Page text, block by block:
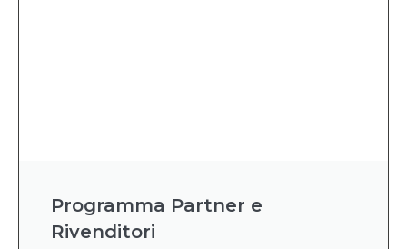
Programma Partner e
Rivenditori